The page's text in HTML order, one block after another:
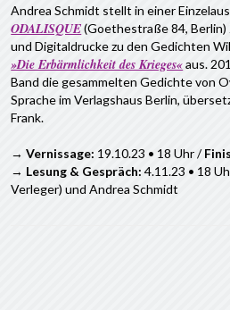
Andrea Schmidt stellt in einer
ODALISQUE(Goethestraße 84,
und Digitaldrucke zu den Gedichten
»Die Erbärmlichkeit des Krieges«aus.
Band die gesammelten Gedichte von
Sprache im Verlagshaus Berlin,
Frank.
→Vernissage: 19.10.23 • 18 Uhr /
→ Lesung & Gespräch:4.11.23 • 18
Verleger) und Andrea Schmidt